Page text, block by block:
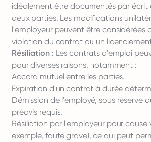
idéalement être documentés par écrit
deux parties. Les modifications
l'employeur peuvent être considérées
violation du contrat ou un
Résiliation : Les contrats d'emploi
pour diverses raisons, notamment :
Accord mutuel entre les parties.
Expiration d'un contrat à durée
Démission de l'employé, sous réserve
préavis requis.
Résiliation par l'employeur pour cause
exemple, faute grave), ce qui peut